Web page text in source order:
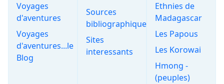
Voyages
d'aventures
Voyages
d'aventures...le
Blog
Sources
bibliographiques
Sites
interessants
Ethnies de
Madagascar
Les Papous
Les Korowai
Hmong -
(peuples)